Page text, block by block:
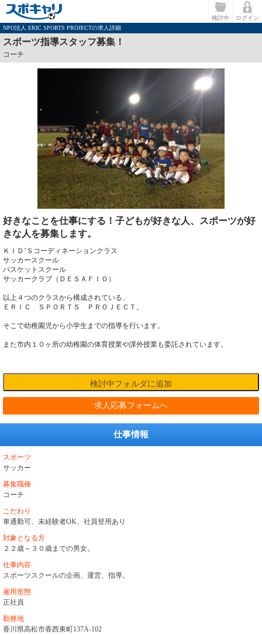
検討中
ログイン
NPO法人 ERIC SPORTS PROJECTの求人詳細
スポーツ指導スタッフ募集！
コーチ
好きなことを仕事にする！子どもが好きな人、スポーツが好
きな人を募集します。
ＫＩＤ’Ｓコーディネーションクラス
サッカースクール
バスケットスクール
サッカークラブ（ＤＥＳＡＦＩＯ）
以上４つのクラスから構成されている、
ＥＲＩＣ ＳＰＯＲＴＳ ＰＲＯＪＥＣＴ。
そこで幼稚園児から小学生までの指導を行います。
また市内１０ヶ所の幼稚園の体育授業や課外授業も委託されています。
求人応募フォームへ
仕事情報
スポーツ
サッカー
募集職種
コーチ
こだわり
車通勤可、未経験者OK、社員登用あり
対象となる方
２２歳～３０歳までの男女。
仕事内容
スポーツスクールの企画、運営、指導。
雇用形態
正社員
勤務地
香川県高松市香西東町137A-102